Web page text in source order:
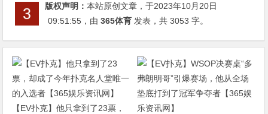
版权声明：本站原创文章，于2023年10月20日
09:51:55 ，由365体育 发表，共 3053 字。
【EV扑克】他只拿到了23票，